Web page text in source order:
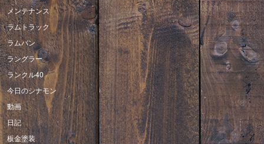
メンテナンス
ラムトラック
ラムバン
ラングラー
ランクル40
今日のシナモン
動画
日記
板金塗装